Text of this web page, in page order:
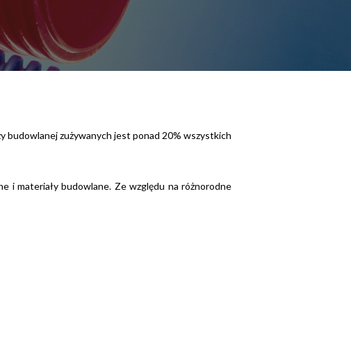
budowlanej zużywanych jest ponad 20% wszystkich
i materiały budowlane. Ze względu na różnorodne